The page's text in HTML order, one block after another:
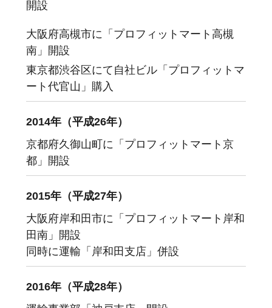
開設
大阪府高槻市に「プロフィットマート高槻
南」開設
東京都渋谷区にて自社ビル「プロフィットマ
ート代官山」購入
2014年（平成26年）
京都府久御山町に「プロフィットマート京
都」開設
2015年（平成27年）
大阪府岸和田市に「プロフィットマート岸和
田南」開設
同時に運輸「岸和田支店」併設
2016年（平成28年）